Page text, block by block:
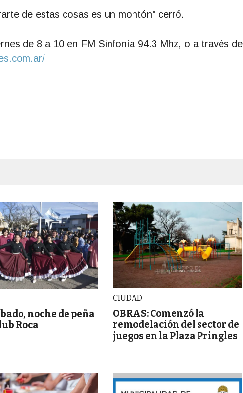
de estas cosas es un montón" cerró.
de 8 a 10 en FM Sinfonía 94.3 Mhz, o a través del
noche de peña
Roca
CIUDAD
OBRAS: Comenzó la
remodelación del sector de
juegos en la Plaza Pringles